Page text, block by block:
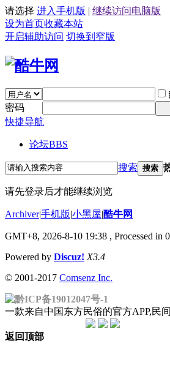
请选择 进入手机版 | 继续访问电脑版
设为首页收藏本站
开启辅助访问 切换到窄版
密码
快捷导航
论坛BBS
搜索 搜索
请先登录后才能继续浏览
Archiver|手机版|小黑屋|酷牛网
GMT+8, 2026-8-10 19:38 , Processed in
Powered by Discuz! X3.4
© 2001-2017 Comsenz Inc.
黔ICP备19012047号-1
一款来自中国东方民俗的官方APP,民
返回顶部